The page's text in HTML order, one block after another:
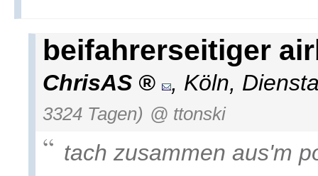
beifahrerseitiger
ChrisAS , Köln,
3324 Tagen) @ ttonski
tach zusammen aus'm